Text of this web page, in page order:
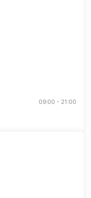
09:00 - 21:00